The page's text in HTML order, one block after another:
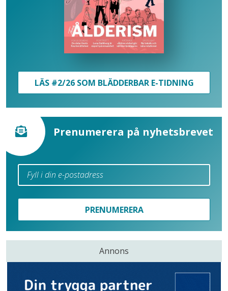
LÄS #2/26 SOM BLÄDDERBAR E-TIDNING
Prenumerera på nyhetsbrevet
PRENUMERERA
Annons